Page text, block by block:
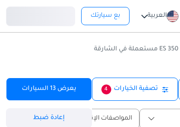
العربية بع سيارتك
تصفية الخيارات 4 يعرض 13 السيارات
المواصفات الإقليمية إعادة ضبط